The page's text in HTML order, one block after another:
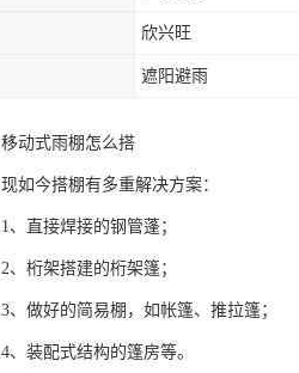
欣兴旺
遮阳避雨
移动式雨棚怎么搭
现如今搭棚有多重解决方案：
1、直接焊接的钢管蓬；
2、桁架搭建的桁架篷；
3、做好的简易棚，如帐篷、推拉篷；
4、装配式结构的篷房等。